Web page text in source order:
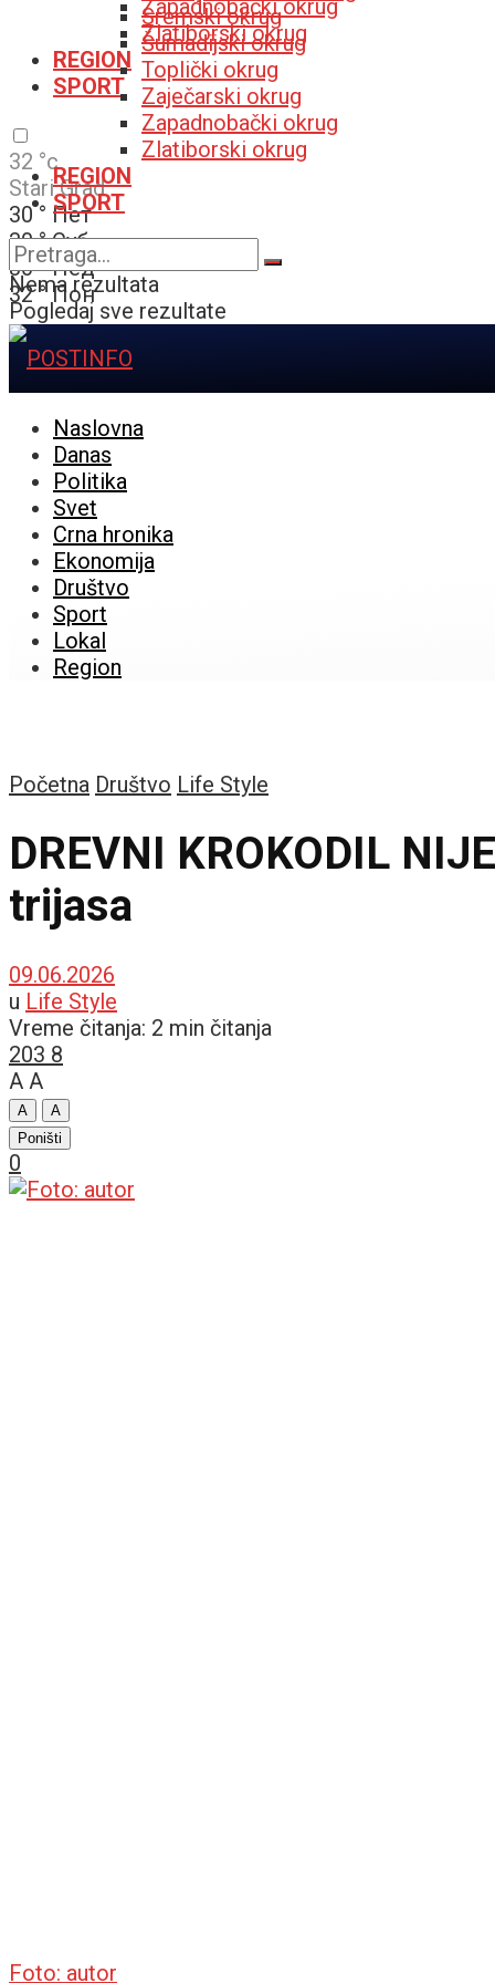
Zapadnobački okrug
Zlatiborski okrug
REGION
SPORT
32 °c
Stari Grad
30 ° Пет
30 ° Суб
30 ° Нед
32 ° Пон
Sremski okrug
Šumadijski okrug
Toplički okrug
Zaječarski okrug
Zapadnobački okrug
Zlatiborski okrug
REGION
SPORT
Nema rezultata
Pogledaj sve rezultate
Naslovna
Danas
Politika
Svet
Crna hronika
Ekonomija
Društvo
Sport
Lokal
Region
Početna Društvo Life Style
DREVNI KROKODIL
trijasa
09.06.2026
u Life Style
Vreme čitanja: 2 min čitanja
203 8
A A
A
A
Poništi
0
Foto: autor